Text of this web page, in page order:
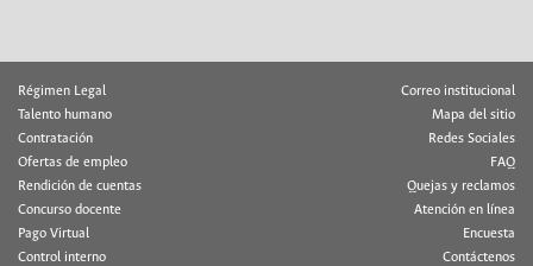
Régimen Legal
Talento humano
Contratación
Ofertas de empleo
Rendición de cuentas
Concurso docente
Pago Virtual
Control interno
Correo institucional
Mapa del sitio
Redes Sociales
FAQ
Quejas y reclamos
Atención en línea
Encuesta
Contáctenos